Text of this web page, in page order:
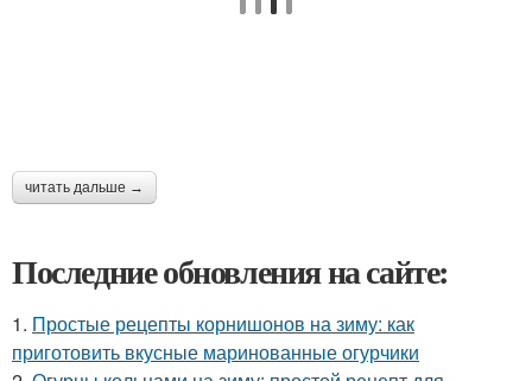
читать дальше →
Последние обновления на сайте:
1. Простые рецепты корнишонов на зиму: как
приготовить вкусные маринованные огурчики